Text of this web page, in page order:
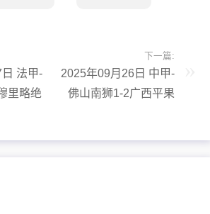
法甲-
里略绝
下一篇:
2025年09月26日 中甲-
佛山南狮1-2广西平果